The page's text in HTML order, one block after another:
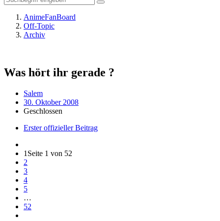
AnimeFanBoard
Off-Topic
Archiv
Was hört ihr gerade ?
Salem
30. Oktober 2008
Geschlossen
Erster offizieller Beitrag
1 Seite 1 von 52
2
3
4
5
…
52